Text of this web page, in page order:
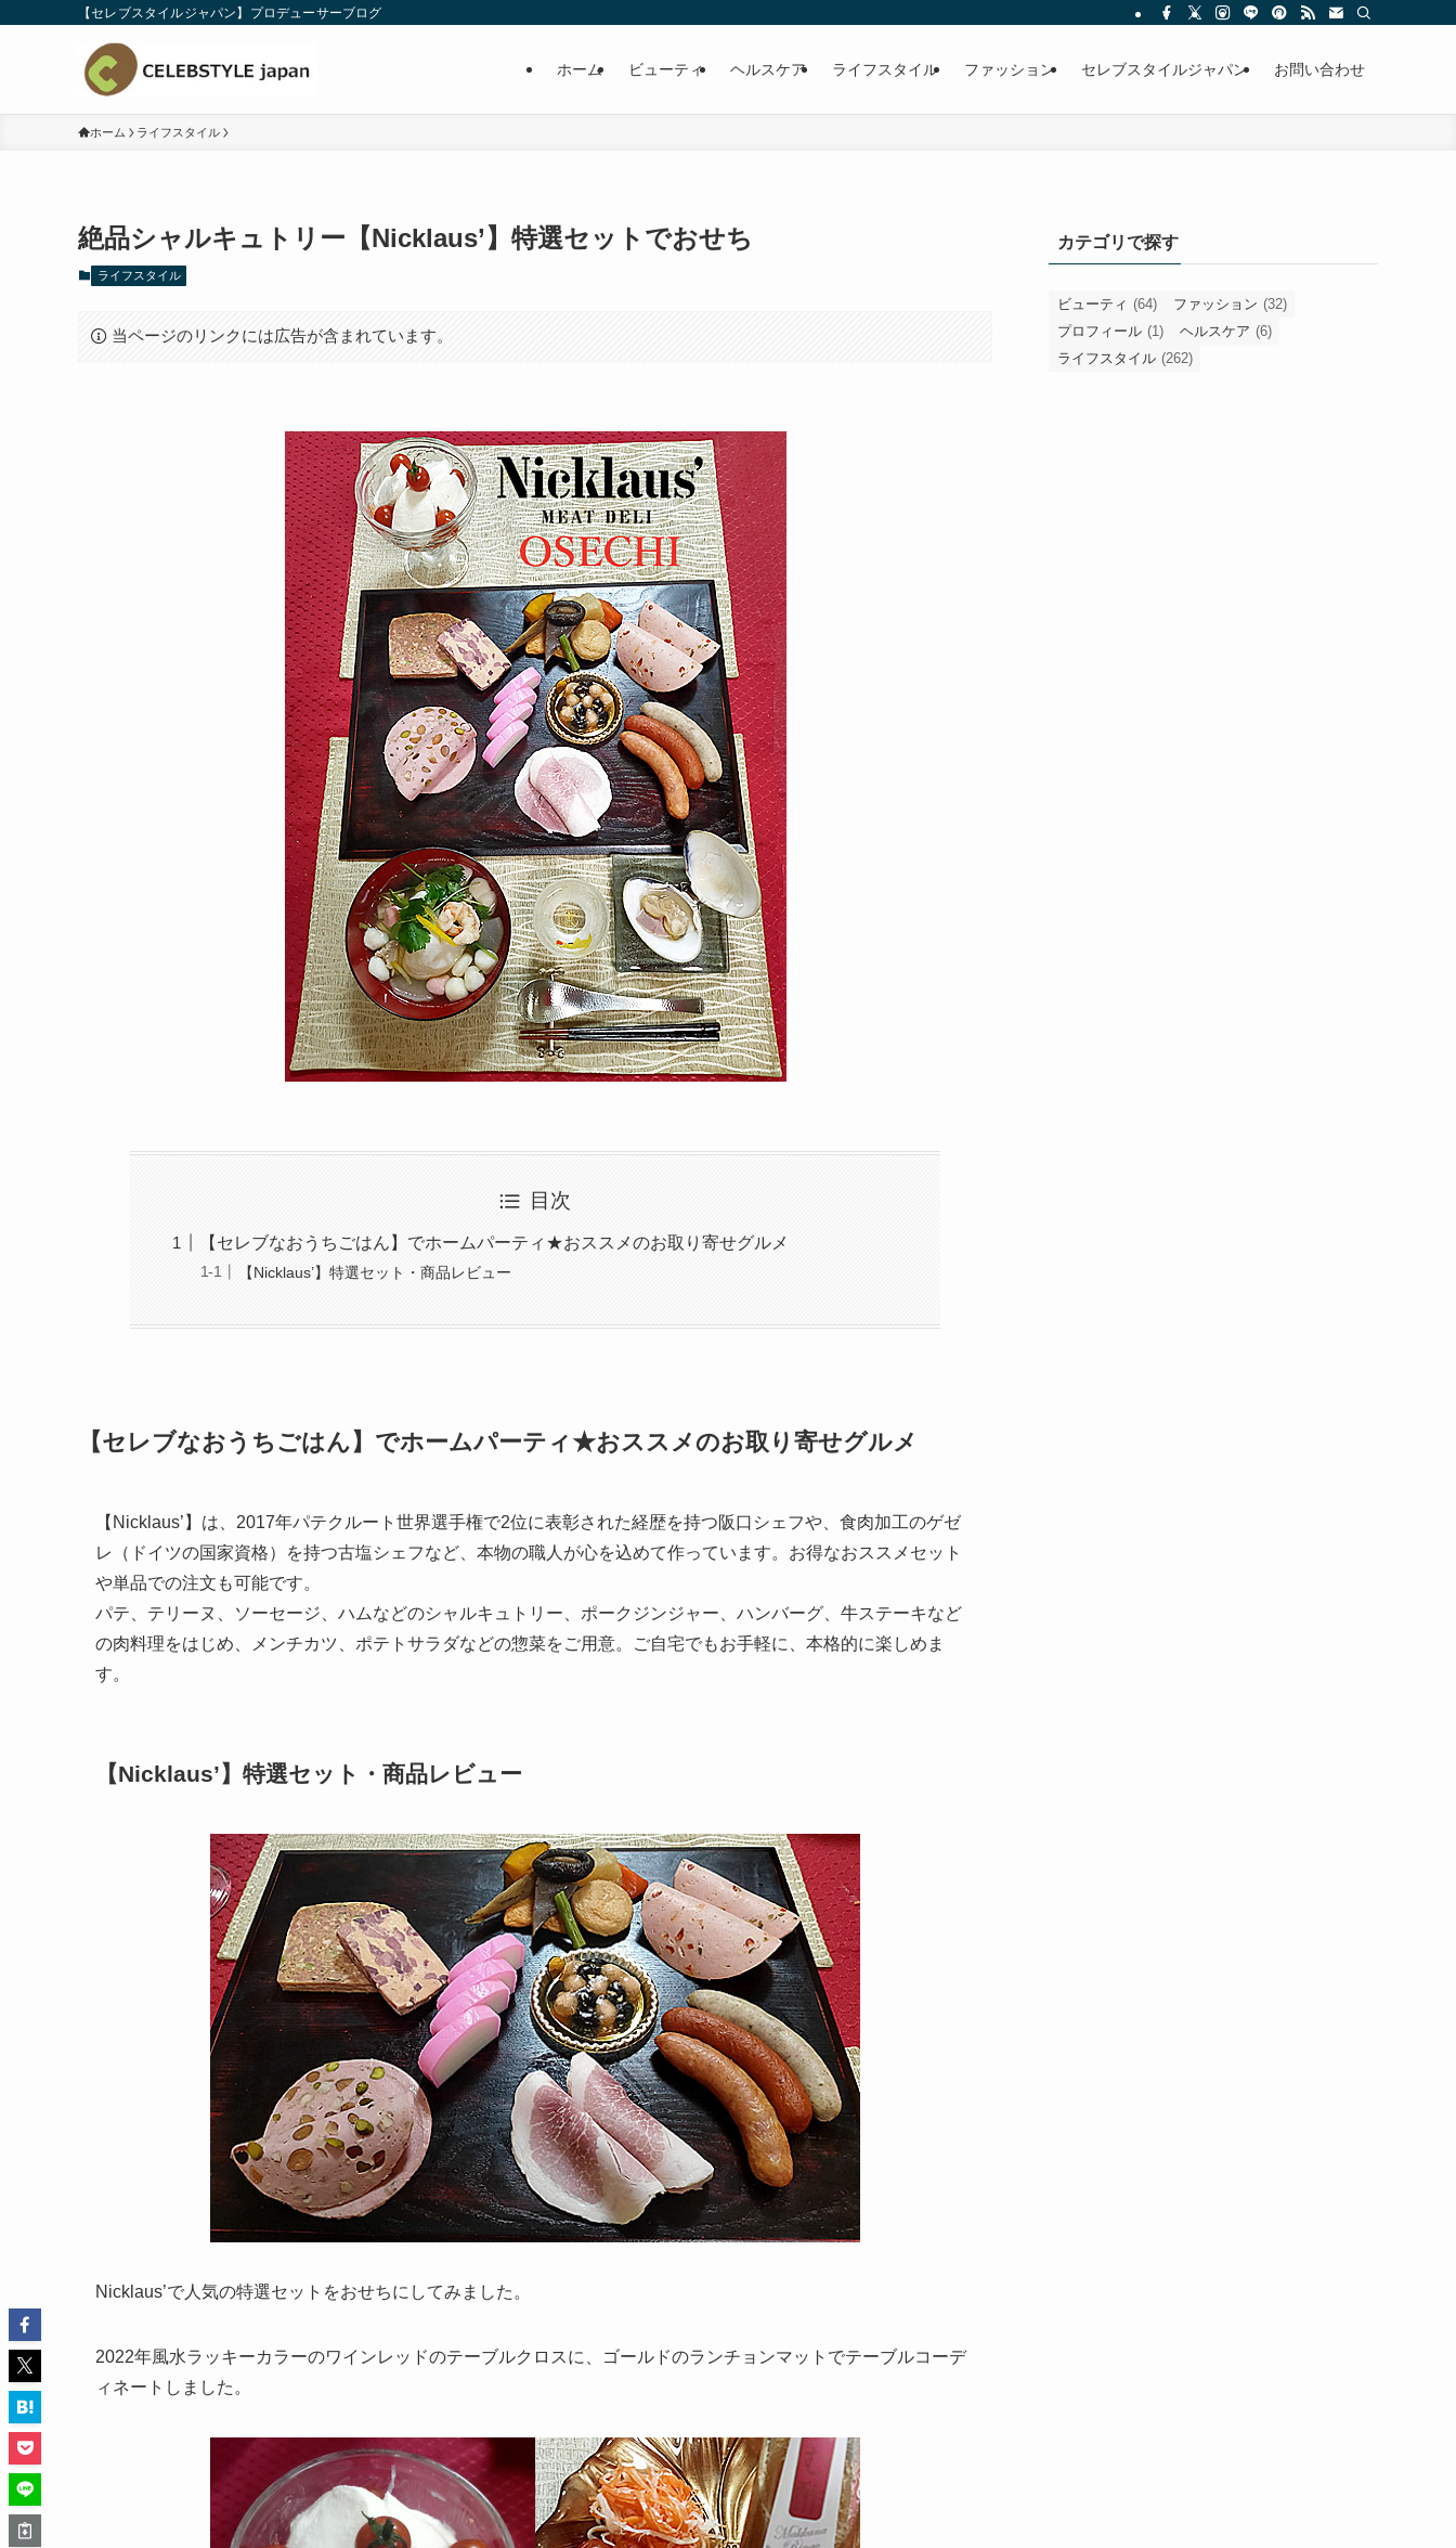
【セレブスタイルジャパン】プロデューサーブログ
ホーム ビューティ ヘルスケア ライフスタイル ファッション セレブスタイルジャパン お問い合わせ
ホーム ライフスタイル
絶品シャルキュトリー【Nicklaus’】特選セットでおせち
ライフスタイル
当ページのリンクには広告が含まれています。
目次
【セレブなおうちごはん】でホームパーティ★おススメのお取り寄せグルメ
【Nicklaus’】特選セット・商品レビュー
【セレブなおうちごはん】でホームパーティ★おススメのお取り寄せグルメ
【Nicklaus’】は、2017年パテクルート世界選手権で2位に表彰された経歴を持つ阪口シェフや、食肉加工のゲゼ
レ（ドイツの国家資格）を持つ古塩シェフなど、本物の職人が心を込めて作っています。お得なおススメセット
や単品での注文も可能です。
パテ、テリーヌ、ソーセージ、ハムなどのシャルキュトリー、ポークジンジャー、ハンバーグ、牛ステーキなど
の肉料理をはじめ、メンチカツ、ポテトサラダなどの惣菜をご用意。ご自宅でもお手軽に、本格的に楽しめま
す。
【Nicklaus’】特選セット・商品レビュー
Nicklaus’で人気の特選セットをおせちにしてみました。
2022年風水ラッキーカラーのワインレッドのテーブルクロスに、ゴールドのランチョンマットでテーブルコーデ
ィネートしました。
カテゴリで探す
ビューティ (64) ファッション (32)
プロフィール (1) ヘルスケア (6)
ライフスタイル (262)